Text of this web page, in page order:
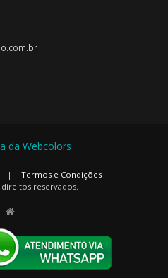
|
Termos e Condições
direitos reservados.